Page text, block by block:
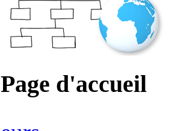
Page d'accueil